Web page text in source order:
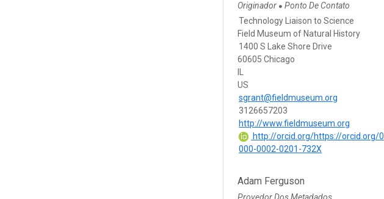
Originador ● Ponto De Contato
Technology Liaison to Science
Field Museum of Natural History
1400 S Lake Shore Drive
60605 Chicago
IL
US
sgrant@fieldmuseum.org
3126657203
http://www.fieldmuseum.org
http://orcid.org/https://orcid.org/0
000-0002-0201-732X
Adam Ferguson